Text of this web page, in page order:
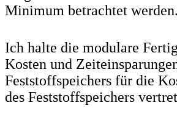
Minimum betrachtet werden.
Ich halte die modulare
Kosten und
Feststoffspeichers für die
des Feststoffspeichers